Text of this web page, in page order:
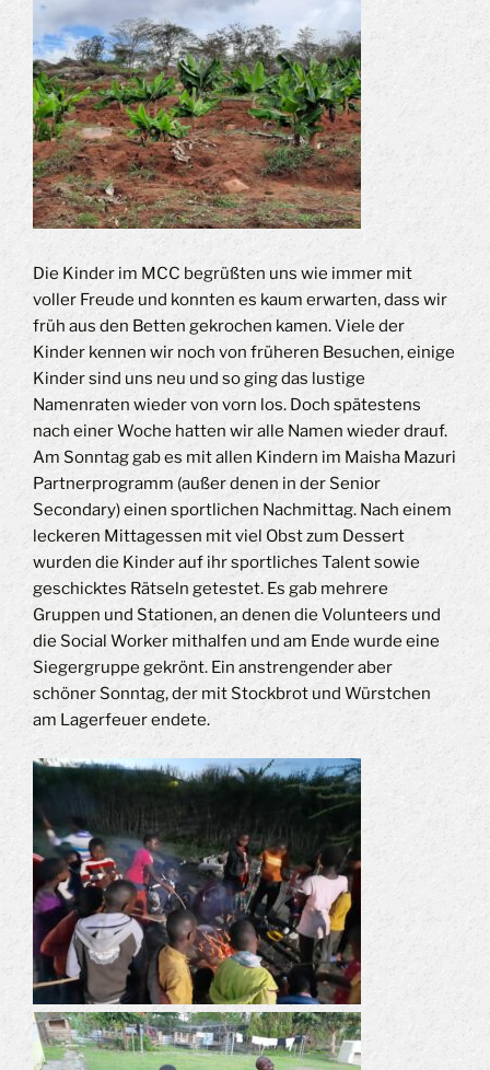
Die Kinder im MCC begrüßten uns wie immer mit
voller Freude und konnten es kaum erwarten, dass wir
früh aus den Betten gekrochen kamen. Viele der
Kinder kennen wir noch von früheren Besuchen, einige
Kinder sind uns neu und so ging das lustige
Namenraten wieder von vorn los. Doch spätestens
nach einer Woche hatten wir alle Namen wieder drauf.
Am Sonntag gab es mit allen Kindern im Maisha Mazuri
Partnerprogramm (außer denen in der Senior
Secondary) einen sportlichen Nachmittag. Nach einem
leckeren Mittagessen mit viel Obst zum Dessert
wurden die Kinder auf ihr sportliches Talent sowie
geschicktes Rätseln getestet. Es gab mehrere
Gruppen und Stationen, an denen die Volunteers und
die Social Worker mithalfen und am Ende wurde eine
Siegergruppe gekrönt. Ein anstrengender aber
schöner Sonntag, der mit Stockbrot und Würstchen
am Lagerfeuer endete.